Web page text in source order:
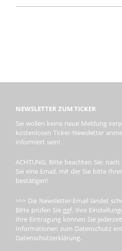
NEWSLETTER ZUM TICKER
Sie wollen keine neue Meldung
kostenlosen Ticker-Newsletter
informiert sein!
ACHTUNG: Bitte beachten Sie:
Sie eine Email, mit der Sie bitte
bestätigen!
>>> Die Newsletter-Email landet
Bitte prüfen Sie ggf. Ihre
Ihre Eintragung können Sie
Informationen zum Datenschutz
Datenschutzerklärung.